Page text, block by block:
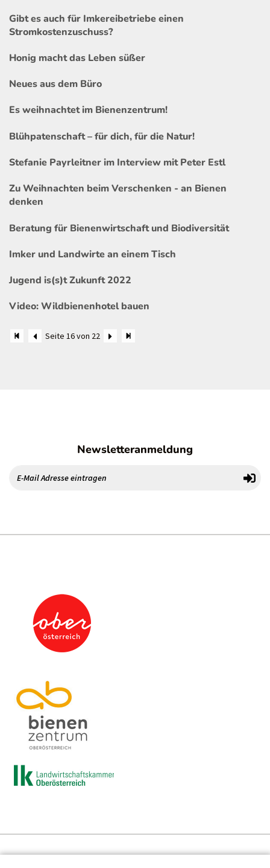
Gibt es auch für Imkereibetriebe einen
Stromkostenzuschuss?
Honig macht das Leben süßer
Neues aus dem Büro
Es weihnachtet im Bienenzentrum!
Blühpatenschaft – für dich, für die Natur!
Stefanie Payrleitner im Interview mit Peter Estl
Zu Weihnachten beim Verschenken - an Bienen
denken
Beratung für Bienenwirtschaft und Biodiversität
Imker und Landwirte an einem Tisch
Jugend is(s)t Zukunft 2022
Video: Wildbienenhotel bauen
Seite 16 von 22
Newsletteranmeldung